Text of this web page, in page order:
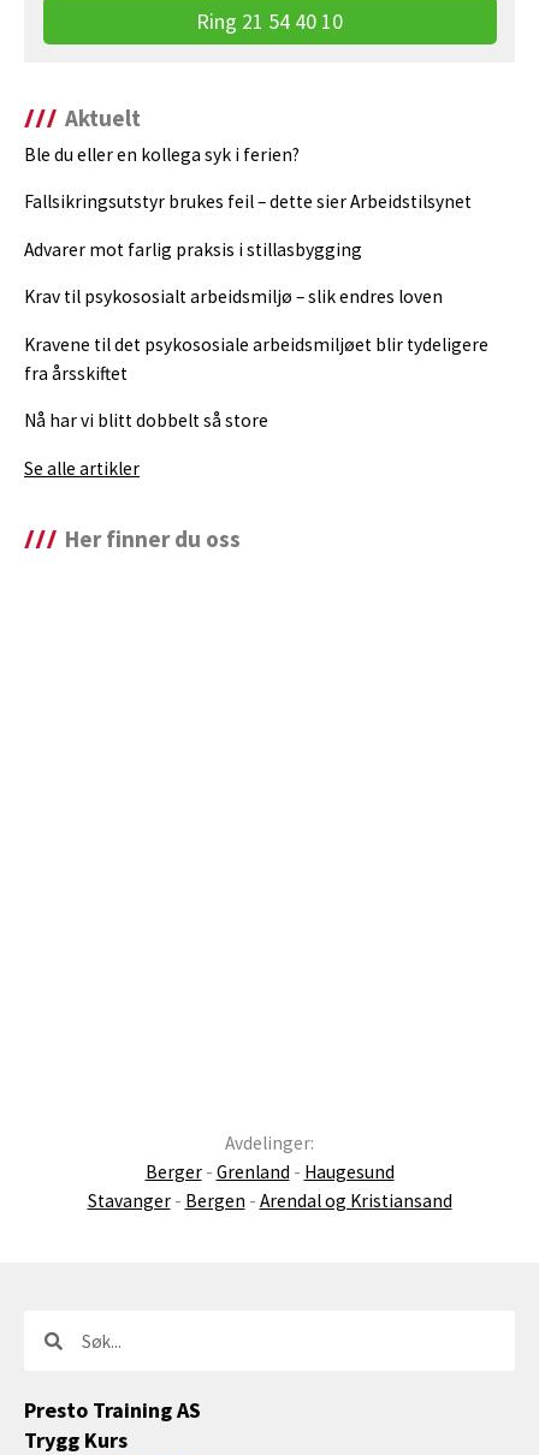
Ring 21 54 40 10
Aktuelt
Ble du eller en kollega syk i ferien?
Fallsikringsutstyr brukes feil – dette sier Arbeidstilsynet
Advarer mot farlig praksis i stillasbygging
Krav til psykososialt arbeidsmiljø – slik endres loven
Kravene til det psykososiale arbeidsmiljøet blir tydeligere
fra årsskiftet
Nå har vi blitt dobbelt så store
Se alle artikler
Her finner du oss
Avdelinger:
Berger- Grenland - Haugesund
Stavanger- Bergen - Arendal og Kristiansand
Presto Training AS
Trygg Kurs